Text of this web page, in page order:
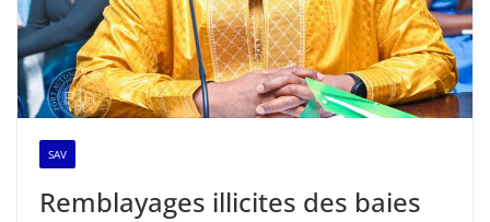
SAV
Remblayages illicites des baies